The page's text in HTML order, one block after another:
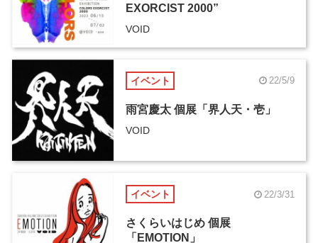
EXORCIST 2000”
VOID
イベント 22/5/9
雨宮慶太 個展「界人天・壱」
VOID
イベント 22/3/31
さくらいはじめ 個展
「EMOTION」